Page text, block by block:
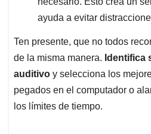
ayuda a evitar
Ten presente, que no todos
de la misma manera. Identifica
auditivo y selecciona los
pegados en el computador o
los límites de tiempo.